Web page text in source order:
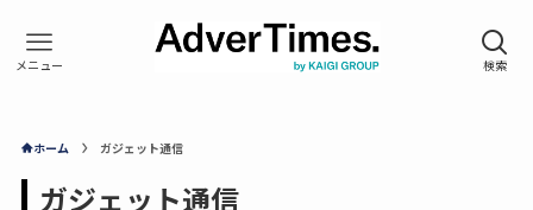
ホーム ガジェット通信
ガジェット通信